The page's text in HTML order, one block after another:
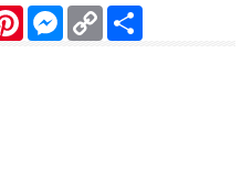
PinterestMessenger
Copy
Link